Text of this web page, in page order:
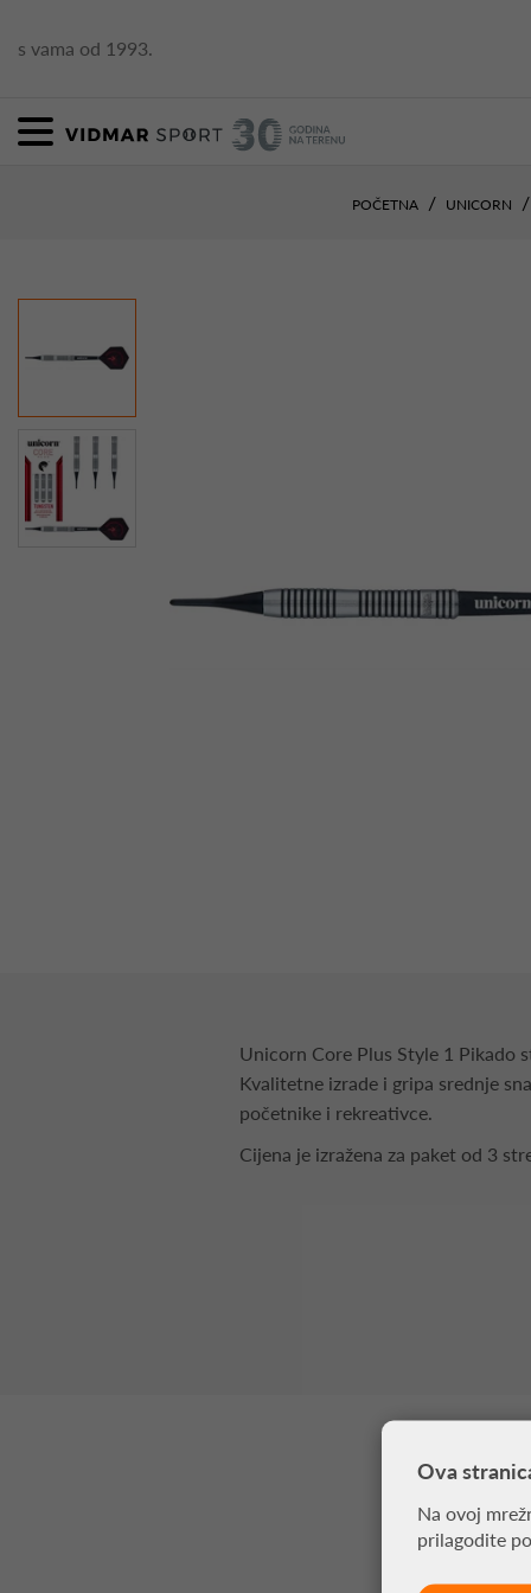
s vama od 1993.
POČETNA UNICORN
Unicorn Core Plus Style 1 Pikado
Kvalitetne izrade i gripa srednje
početnike i rekreativce.
Cijena je izražena za paket od 3
Ova
Na ovoj
prilagodite